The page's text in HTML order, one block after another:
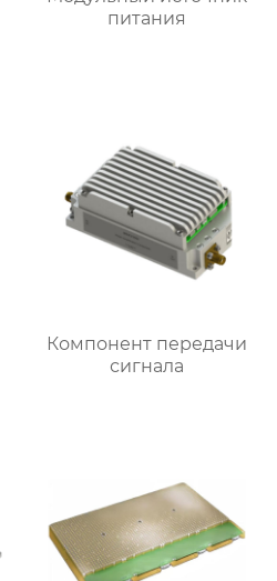
питания
Компонент передачи
сигнала